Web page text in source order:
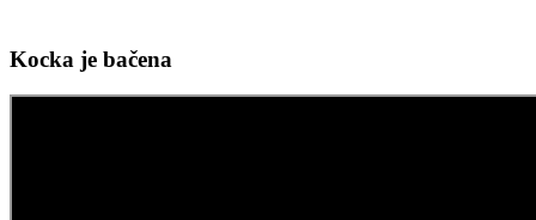
Kocka je bačena